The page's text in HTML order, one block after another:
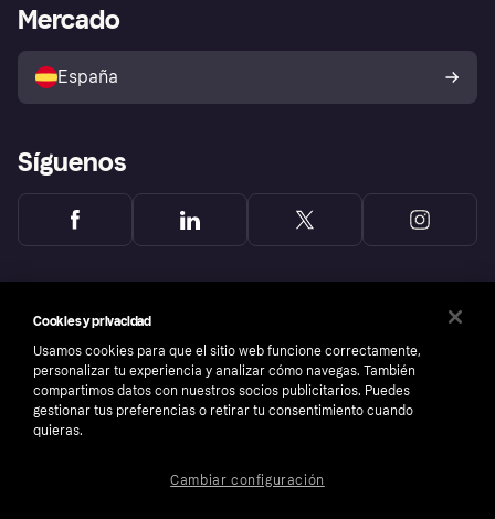
Directorio de tiendas
Política de protección al
comprador de Klarna
Reclamaciones
Acceso empresas
Mercado
España
Síguenos
Cookies y privacidad
Usamos cookies para que el sitio web funcione correctamente,
personalizar tu experiencia y analizar cómo navegas. También
compartimos datos con nuestros socios publicitarios. Puedes
gestionar tus preferencias o retirar tu consentimiento cuando
quieras.
Cambiar configuración